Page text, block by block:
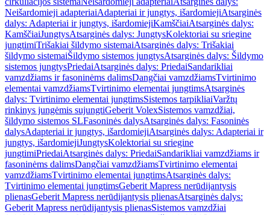
Neišardomieji adapteriaiAdapteriai ir jungtys, išardomiejiAtsarginės
dalys: Adapteriai ir jungtys, išardomiejiKamščiaiAtsarginės dalys:
KamščiaiJungtysAtsarginės dalys: JungtysKolektoriai su sriegine
jungtimiTrišakiai šildymo sistemaiAtsarginės dalys: Trišakiai
šildymo sistemaiŠildymo sistemos jungtysAtsarginės dalys: Šildymo
sistemos jungtysPriedaiAtsarginės dalys: PriedaiSandarikliai
vamzdžiams ir fasoninėms dalimsDangčiai vamzdžiamsTvirtinimo
elementai vamzdžiamsTvirtinimo elementai jungtimsAtsarginės
dalys: Tvirtinimo elementai jungtimsSistemos tarpikliaiVaržtų
rinkinys jungėmis sujungtiGeberit VolexSistemos vamzdžiai,
šildymo sistemos SLFasoninės dalysAtsarginės dalys: Fasoninės
dalysAdapteriai ir jungtys, išardomiejiAtsarginės dalys: Adapteriai ir
jungtys, išardomiejiJungtysKolektoriai su sriegine
jungtimiPriedaiAtsarginės dalys: PriedaiSandarikliai vamzdžiams ir
fasoninėms dalimsDangčiai vamzdžiamsTvirtinimo elementai
vamzdžiamsTvirtinimo elementai jungtimsAtsarginės dalys:
Tvirtinimo elementai jungtimsGeberit Mapress nerūdijantysis
plienasGeberit Mapress nerūdijantysis plienasAtsarginės dalys:
Geberit Mapress nerūdijantysis plienasSistemos vamzdžiai